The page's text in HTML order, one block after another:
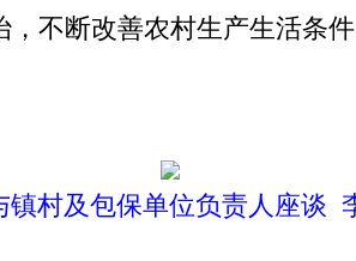
不断改善农村生产生活条
镇村及包保单位负责人座谈